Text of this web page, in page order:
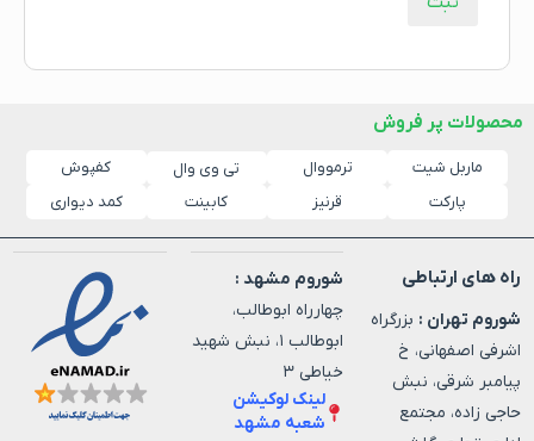
محصولات پر فروش
ماربل شیت ترمووال تی وی وال
کفپوش
پارکت
قرنیز کابینت کمد دیواری
راه های ارتباطی
شوروم تهران : بزرگراه
اشرفی اصفهانی، خ
پیامبر شرقی، نبش
حاجی زاده، مجتمع
شوروم مشهد :
چهارراه ابوطالب،
ابوطالب ۱، نبش شهید
خیاطی ۳
لینک لوکیشن
شعبه مشهد